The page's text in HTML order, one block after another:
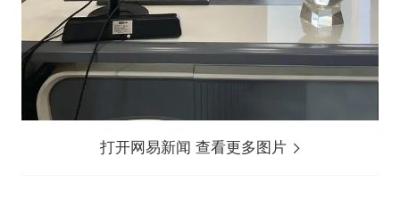
打开网易新闻 查看更多图片